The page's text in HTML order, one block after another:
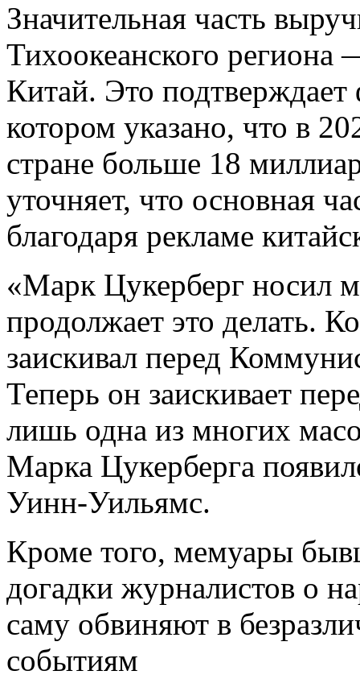
Значительная часть
Тихоокеанского
Китай. Это
котором указано, что в
стране больше 18
уточняет, что основная
благодаря рекламе
«Марк Цукерберг носил
продолжает это делать.
заискивал перед
Теперь он заискивает
лишь одна из многих
Марка Цукерберга
Уинн-Уильямс.
Кроме того, мемуары
догадки журналистов о
саму обвиняют в
событиям